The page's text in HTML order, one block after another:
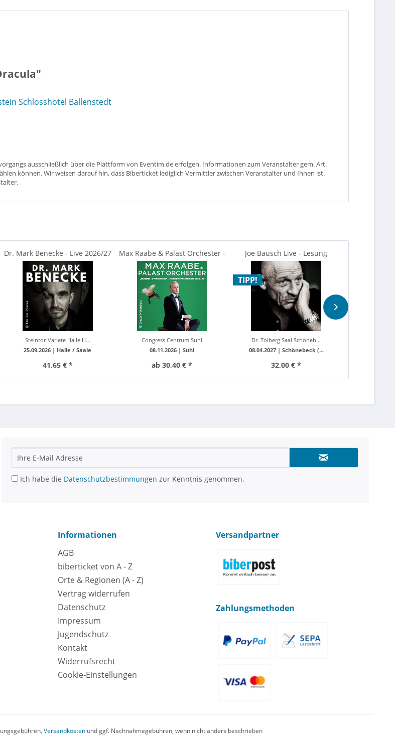
Schlosshotel Ballenstedt
ausschließlich über die Plattform von Eventim.de erfolgen. Informationen zum Veranstalter gem. Art.
können. Wir weisen darauf hin, dass Biberticket lediglich Vermittler zwischen Veranstalter und Ihnen ist.
Dr. Mark Benecke - Live 2026/27
Steintor-Variete Halle H...
25.09.2026 | Halle / Saale
41,65 € *
Max Raabe & Palast Orchester -
Hummel streicheln
Congress Centrum Suhl
08.11.2026 |Suhl
ab 30,40 € *
TIPP!
Joe Bausch Live - Lesung
Dr. Tolberg Saal Schöneb...
08.04.2027 | Schönebeck (...
32,00 € *
Ich habe die Datenschutzbestimmungen zur Kenntnis genommen.
Informationen
AGB
biberticket von A - Z
Orte & Regionen (A - Z)
Vertrag widerrufen
Datenschutz
Impressum
Jugendschutz
Kontakt
Widerrufsrecht
Cookie-Einstellungen
Versandpartner
Zahlungsmethoden
Versandkosten und ggf. Nachnahmegebühren, wenn nicht anders beschrieben